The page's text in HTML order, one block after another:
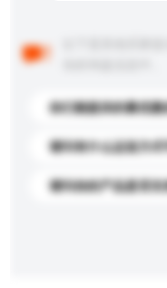
你们能提供的最优惠
请问有什么运送方式
请问你的产品是否支